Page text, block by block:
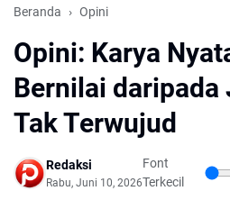
Beranda Opini
Opini: Karya
Bernilai daripada
Tak Terwujud
Redaksi
Rabu, Juni 10, 2026
Font
Terkecil